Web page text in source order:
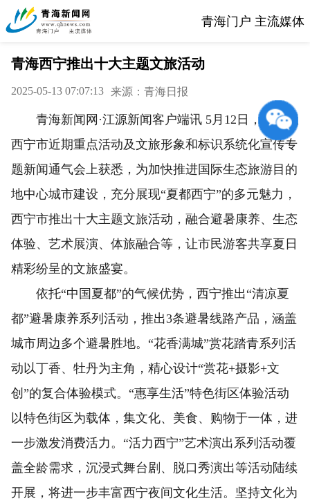
青海门户 主流媒体
青海西宁推出十大主题文旅活动
2025-05-13 07:07:13 来源：青海日报
青海新闻网·江源新闻客户端讯 5月12日，记者从
西宁市近期重点活动及文旅形象和标识系统化宣传专
题新闻通气会上获悉，为加快推进国际生态旅游目的
地中心城市建设，充分展现“夏都西宁”的多元魅力，
西宁市推出十大主题文旅活动，融合避暑康养、生态
体验、艺术展演、体旅融合等，让市民游客共享夏日
精彩纷呈的文旅盛宴。
依托“中国夏都”的气候优势，西宁推出“清凉夏
都”避暑康养系列活动，推出3条避暑线路产品，涵盖
城市周边多个避暑胜地。“花香满城”赏花踏青系列活
动以丁香、牡丹为主角，精心设计“赏花+摄影+文
创”的复合体验模式。“惠享生活”特色街区体验活动
以特色街区为载体，集文化、美食、购物于一体，进
一步激发消费活力。“活力西宁”艺术演出系列活动覆
盖全龄需求，沉浸式舞台剧、脱口秀演出等活动陆续
开展，将进一步丰富西宁夜间文化生活。坚持文化为